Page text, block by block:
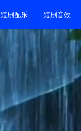
短剧配乐 短剧音效